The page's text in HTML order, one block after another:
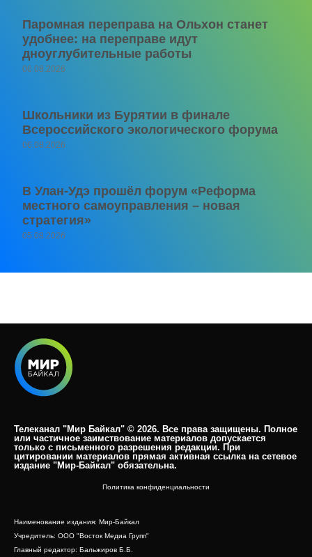
Паромная переправа на Ольхон станет
удобнее: на переправе идут
дноуглубительные работы
06.08.2026
Школьники из Бурятии в финале
Всероссийского экологического форума
06.08.2026
В Улан-Удэ прошёл форум «Реформа
местного самоуправления – новая
стратегия»
05.08.2026
Телеканал "Мир Байкал" © 2026. Все права защищены. Полное
или частичное заимствование материалов допускается
только с письменного разрешения редакции. При
цитировании материалов прямая активная ссылка на сетевое
издание "Мир-Байкал" обязательна.​
Политика конфиденциальности
Наименование издания: Мир-Байкал
Учредитель: ООО "Восток Медиа Групп"
Главный редактор: Бальжиров Б.Б.